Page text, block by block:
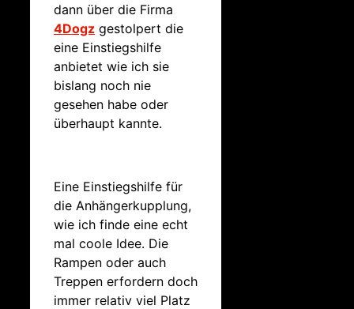
dann über die Firma
4Dogz gestolpert die
eine Einstiegshilfe
anbietet wie ich sie
bislang noch nie
gesehen habe oder
überhaupt kannte.
Eine Einstiegshilfe für
die Anhängerkupplung,
wie ich finde eine echt
mal coole Idee. Die
Rampen oder auch
Treppen erfordern doch
immer relativ viel Platz